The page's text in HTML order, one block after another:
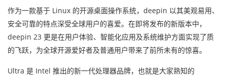
作为一款基于 Linux 的开源桌面操作系统，deepin 以其美观易用、
安全可靠的特点深受全球用户的喜爱。在即将发布的新版本中，
deepin 23 更是在用户体验、智能化应用及系统维护方面实现了质
的飞跃，为全球开源爱好者及普通用户带来了前所未有的惊喜。
Ultra 是 Intel 推出的新一代处理器品牌，也就是大家熟知的